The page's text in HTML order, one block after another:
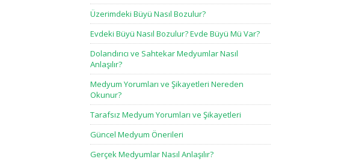
Üzerimdeki Büyü Nasıl Bozulur?
Evdeki Büyü Nasıl Bozulur? Evde Büyü Mü Var?
Dolandırıcı ve Sahtekar Medyumlar Nasıl
Anlaşılır?
Medyum Yorumları ve Şikayetleri Nereden
Okunur?
Tarafsız Medyum Yorumları ve Şikayetleri
Güncel Medyum Önerileri
Gerçek Medyumlar Nasıl Anlaşılır?